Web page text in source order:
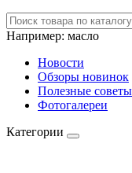
Например: масло
Новости
Обзоры новинок
Полезные советы
Фотогалереи
Категории